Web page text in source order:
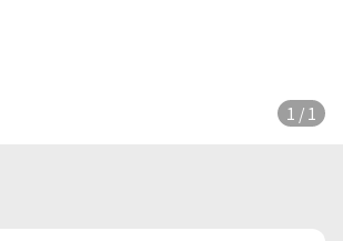
1 / 1